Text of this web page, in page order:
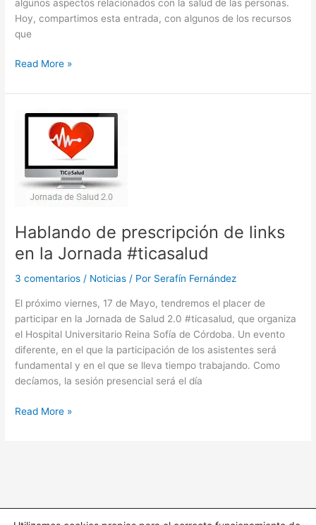
algunos aspectos relacionados con la salud de las personas.
Hoy, compartimos esta entrada, con algunos de los recursos
que
7
2.0
ayudarán
prescribir
un
salud
a
pacientes
Read More »
Hablando de prescripción de links
en la Jornada #ticasalud
3 comentarios / Noticias / Por Serafín Fernández
El próximo viernes, 17 de Mayo, tendremos el placer de
participar en la Jornada de Salud 2.0 #ticasalud, que organiza
el Hospital Universitario Reina Sofía de Córdoba. Un evento
diferente, en el que la participación de los asistentes será
fundamental y en el que se lleva tiempo trabajando. Como
decíamos, la sesión presencial será el día
Hablando
Jornada
Read More »